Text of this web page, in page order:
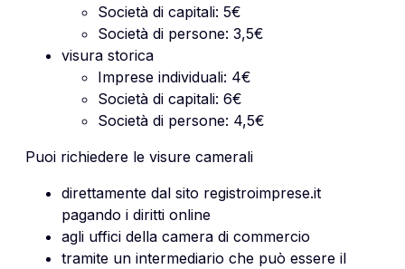
Società di capitali: 5€
Società di persone: 3,5€
visura storica
Imprese individuali: 4€
Società di capitali: 6€
Società di persone: 4,5€
Puoi richiedere le visure camerali
direttamente dal sito registroimprese.it
pagando i diritti online
agli uffici della camera di commercio
tramite un intermediario che può essere il